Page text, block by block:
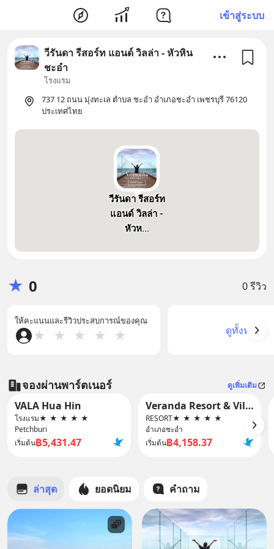
เข้าสู่ระบบ
วีรันดา รีสอร์ท แอนด์ วิลล่า - หัวหิน
ชะอำ
โรงแรม
737 12 ถนน มุ่งทะเล ตำบล ชะอำ อำเภอชะอำ เพชรบุรี 76120
ประเทศไทย
วีรันดา รีสอร์ท
แอนด์ วิลล่า -
หัวห...
★ 0 0 รีวิว
ให้คะแนนและรีวิวประสบการณ์ของคุณ
★ ★ ★ ★ ★ ดูทั้งหมด
จองผ่านพาร์ตเนอร์ ดูเพิ่มเติม
VALA Hua Hin
โรงแรม★ ★ ★ ★ ★
Petchburi
เริ่มต้น฿5,431.47
Veranda Resort & Villas Hua Hin Cha Am
RESORT★ ★ ★ ★ ★
อำเภอชะอำ
เริ่มต้น฿4,158.37
ล่าสุด ยอดนิยม คำถาม